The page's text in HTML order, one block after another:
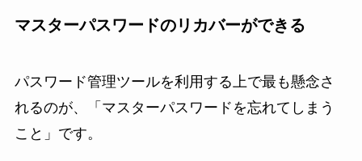
マスターパスワードのリカバーができる
パスワード管理ツールを利用する上で最も懸念さ
れるのが、「マスターパスワードを忘れてしまう
こと」です。